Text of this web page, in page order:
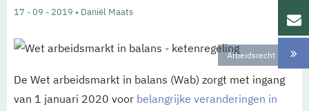
Werken bij
Updates
17 - 09 - 2019 • Daniël Maats
Arbeidsrecht
De Wet arbeidsmarkt in balans (Wab) zorgt met ingang
van 1 januari 2020 voor belangrijke veranderingen in